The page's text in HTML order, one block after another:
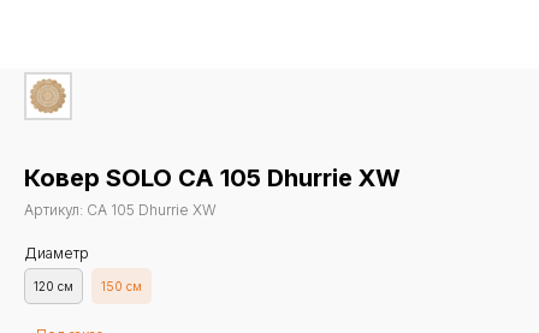
Ковер SOLO CA 105 Dhurrie XW
Артикул: CA 105 Dhurrie XW
Диаметр
120 см 150 см